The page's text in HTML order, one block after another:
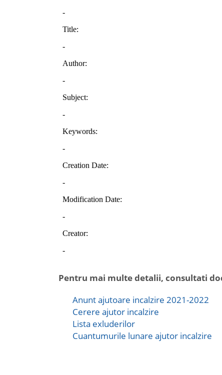
Pentru mai multe detalii, consultati
Anunt ajutoare incalzire 2021-2022
Cerere ajutor incalzire
Lista exluderilor
Cuantumurile lunare ajutor incalzire